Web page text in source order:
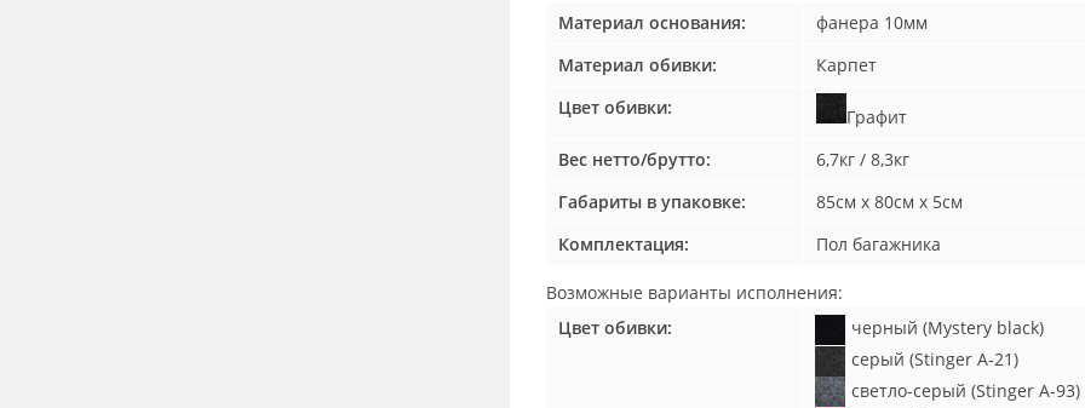
Материал основания:
фанера 10мм
Материал обивки:
Карпет
Цвет обивки:
Графит
Вес нетто/брутто:
6,7кг / 8,3кг
Габариты в упаковке:
85см х 80см х 5см
Комплектация:
Пол багажника
Возможные варианты исполнения:
Цвет обивки:
черный (Mystery black)
серый (Stinger A-21)
светло-серый (Stinger A-93)